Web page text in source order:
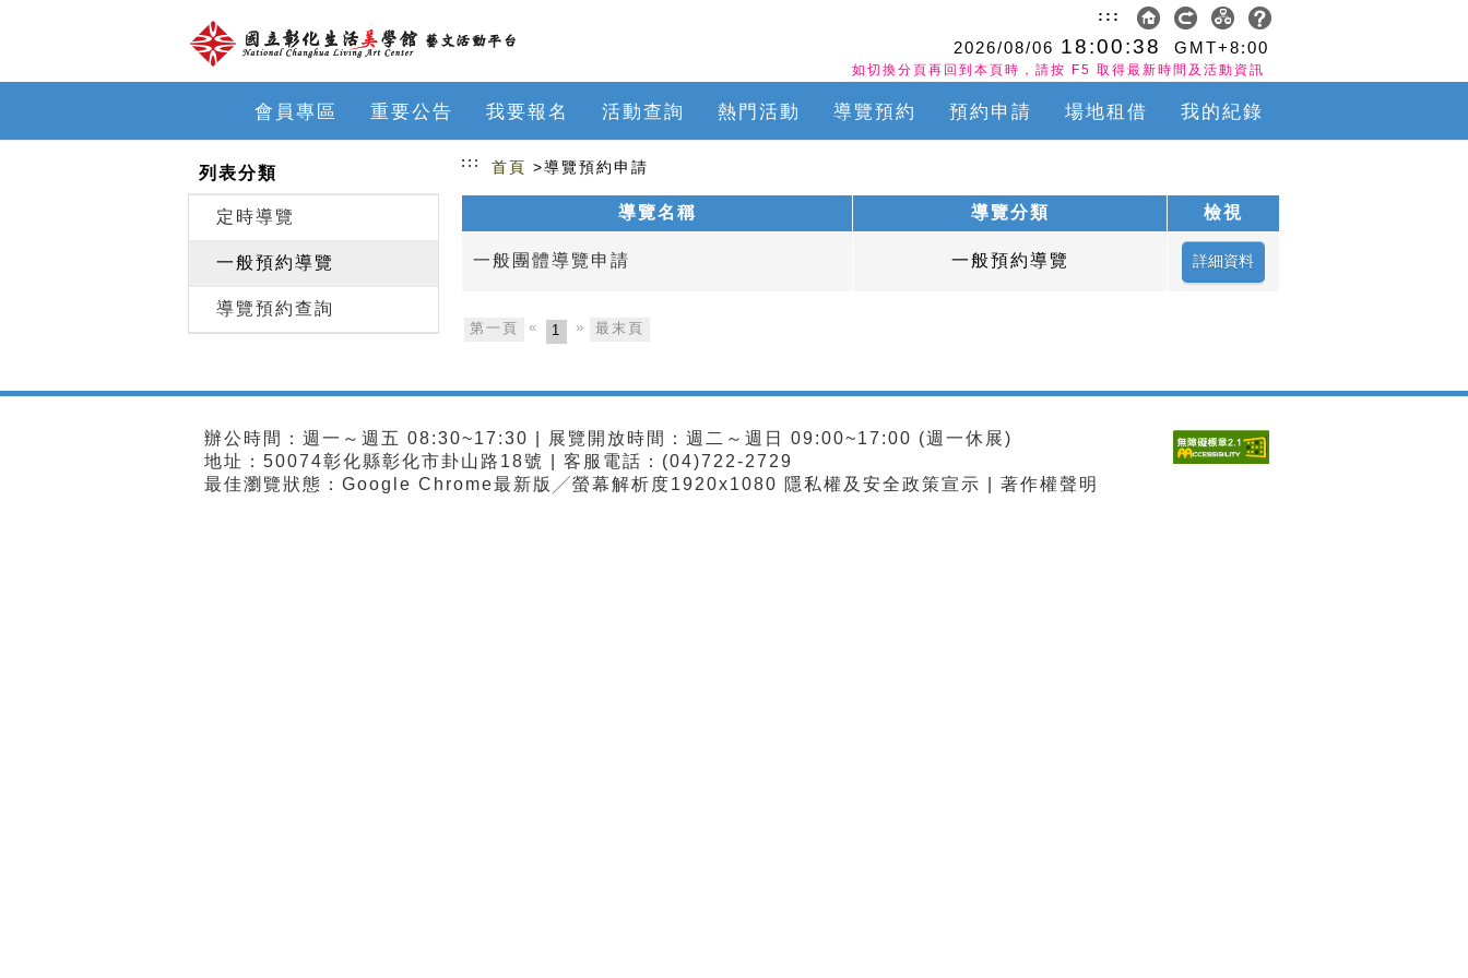
前往首頁
:::
2026/08/06 18:00:38 GMT+8:00
如切換分頁再回到本頁時，請按 F5 取得最新時間及活動資訊
會員專區 重要公告 我要報名 活動查詢 熱門活動 導覽預約 預約申請 場地租借 我的紀錄
列表分類
定時導覽
一般預約導覽
導覽預約查詢
::: 首頁 >導覽預約申請
導覽名稱 導覽分類 檢視
一般團體導覽申請 一般預約導覽
第一頁 « 1 » 最末頁
辦公時間：週一～週五 08:30~17:30 | 展覽開放時間：週二～週日 09:00~17:00 (週一休展)
地址：50074彰化縣彰化市卦山路18號 | 客服電話：(04)722-2729
最佳瀏覽狀態：Google Chrome最新版╱螢幕解析度1920x1080 隱私權及安全政策宣示 著作權聲明